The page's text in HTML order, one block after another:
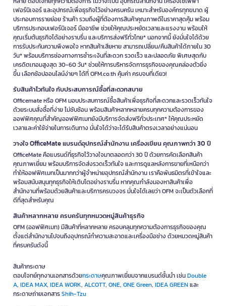
เฟอร์นิเจอร์ และอุปกรณ์เพื่อธุรกิจไว้อย่างครบครัน เหมาะสำหรับองค์กรทุกขนาด ผู้
ประกอบการรายย่อย ร้านค้า รวมถึงผู้ที่ต้องการสินค้าคุณภาพดีในราคาสุดคุ้ม พร้อม
บริการประกอบเฟอร์นิเจอร์ มืออาชีพ ช่วยให้คุณประหยัดเวลาและแรงงาน พร้อมให้
คุณเริ่มต้นธุรกิจได้อย่างราบรื่น และบริการส่งฟรีทั่วไทย* นอกจากนี้ ยังมั่นใจได้ด้วย
การรับประกันความพึงพอใจ หากสินค้าเสียหาย สามารถเปลี่ยน/คืนสินค้าได้ภายใน 30
วัน* พร้อมบริการช่องทางการชำระเงินที่สะดวก รวดเร็ว และปลอดภัย พิเศษสุดกับ
เครดิตเทอมสูงสุด 30-60 วัน* ช่วยให้การบริหารจัดการธุรกิจของคุณคล่องตัวยิ่ง
ขึ้น เลือกช้อปออนไลน์ง่ายๆ ได้ที่ OFM.co.th คุ้มค่า ครบจบที่เดียว!
รับสินค้าไวทันใจ กับประสบการณ์ซื้อที่สะดวกสบาย
Officemate หรือ OFM มอบประสบการณ์ซื้อสินค้าเพื่อธุรกิจที่สะดวกและรวดเร็วทันใจ
ด้วยระบบสั่งซื้อที่ง่าย ไม่ซับซ้อน พร้อมสินค้าหลากหลายครบทุกความต้องการของ
ออฟฟิศคุณที่สำคัญออฟฟิศเมทยังมีบริการจัดส่งฟรีทั่วประเทศ* ให้คุณประหยัด
เวลาและค่าใช้จ่ายในการเดินทาง มั่นใจได้ว่าจะได้รับสินค้าตรงเวลาอย่างแน่นอน
วางใจ OfficeMate แบรนด์อุปกรณ์สำนักงาน เครื่องเขียน คุณภาพกว่า 30 ปี
OfficeMate คือแบรนด์ที่ธุรกิจไว้วางใจมาตลอดกว่า 30 ปี ด้วยการคัดเลือกสินค้า
คุณภาพเยี่ยม พร้อมบริการจัดส่งรวดเร็วทันใจ และการดูแลหลังการขายที่เหนือกว่า
ทำให้ออฟฟิศเมทเป็นมากกว่าผู้จำหน่ายอุปกรณ์สำนักงาน เราคือพันธมิตรที่เข้าใจและ
พร้อมสนับสนุนทุกธุรกิจให้เติบโตอย่างราบรื่น หากคุณกำลังมองหาสินค้าเพื่อ
สำนักงานที่พร้อมด้วยสินค้าและบริการครบวงจร มั่นใจได้เลยว่า OFM จะเป็นตัวเลือกที่
ดีที่สุดสำหรับคุณ
สินค้าหลากหลาย ครบครันทุกหมวดหมู่สินค้าธุรกิจ
OFM (ออฟฟิศเมท) มีสินค้าที่หลากหลาย ครอบคลุมทุกความต้องการธุรกิจของคุณ
ตั้งแต่สำนักงานไปจนถึงอุปกรณ์ทำความสะอาดและเครื่องมือช่าง ด้วยหมวดหมู่สินค้า
ที่ครบครันดังนี้
สินค้ากระดาษ
ตอบโจทย์ทุกงานเอกสารด้วยกระดาษคุณภาพเยี่ยมจากแบรนด์ชั้นนำ เช่นDouble
A, IDEA MAX, IDEA WORK, ALCOTT, ONE, ONE Green, IDEA GREENและ
กระดาษถ่ายเอกสารShih-Tzu